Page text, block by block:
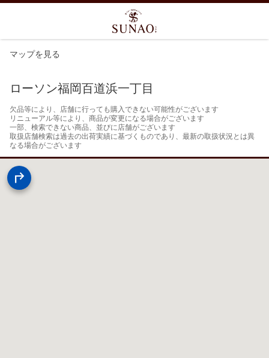
マップを見る
ローソン福岡百道浜一丁目
欠品等により、店舗に行っても購入できない可能性がございます
リニューアル等により、商品が変更になる場合がございます
一部、検索できない商品、並びに店舗がございます
取扱店舗検索は過去の出荷実績に基づくものであり、最新の取扱状況とは異
なる場合がございます